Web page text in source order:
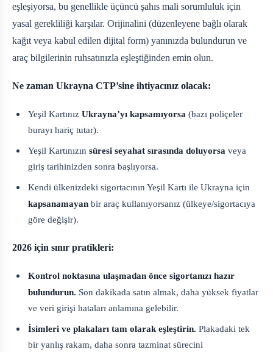
eşleşiyorsa, bu genellikle üçüncü şahıs mali sorumluluk için
yasal gerekliliği karşılar. Orijinalini (düzenleyene bağlı olarak
kağıt veya kabul edilen dijital form) yanınızda bulundurun ve
araç bilgilerinin ruhsatınızla eşleştiğinden emin olun.
Ne zaman Ukrayna CTP’sine ihtiyacınız olacak:
Yeşil KartınızUkrayna’yı kapsamıyorsa (bazı poliçeler
burayı hariç tutar).
Yeşil Kartınızınsüresi seyahat sırasında doluyorsa veya
giriş tarihinizden sonra başlıyorsa.
Kendi ülkenizdeki sigortacının Yeşil Kartı ile Ukrayna için
kapsanamayan bir araç kullanıyorsanız (ülkeye/sigortacıya
göre değişir).
2026 için sınır pratikleri:
Kontrol noktasına ulaşmadan önce sigortanızı hazır
bulundurun. Son dakikada satın almak, daha yüksek fiyatlar
ve veri girişi hataları anlamına gelebilir.
İsimleri ve plakaları tam olarak eşleştirin. Plakadaki tek
bir yanlış rakam, daha sonra tazminat sürecini